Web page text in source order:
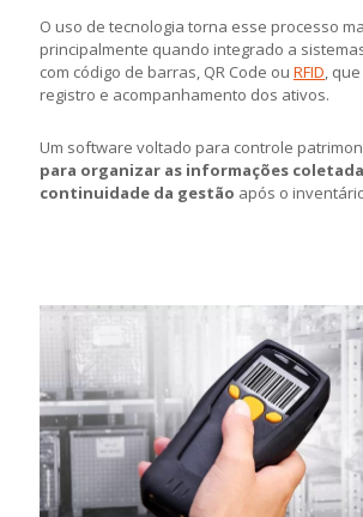
O uso de tecnologia torna esse processo
principalmente quando integrado a
com código de barras, QR Code ou RFID,
registro e acompanhamento dos ativos.
Um software voltado para controle
para organizar as informações
continuidade da gestão após o